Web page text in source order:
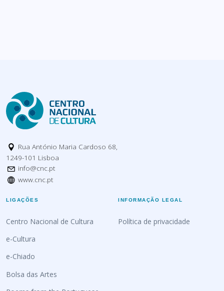
Rua António Maria Cardoso 68,
1249-101 Lisboa
info@cnc.pt
www.cnc.pt
LIGAÇÕES
Centro Nacional de Cultura
e-Cultura
e-Chiado
Bolsa das Artes
INFORMAÇÃO LEGAL
Política de privacidade